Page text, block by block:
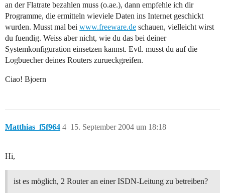
an der Flatrate bezahlen muss (o.ae.), dann empfehle ich dir
Programme, die ermitteln wieviele Daten ins Internet geschickt
wurden. Musst mal bei www.freeware.de schauen, vielleicht wirst
du fuendig. Weiss aber nicht, wie du das bei deiner
Systemkonfiguration einsetzen kannst. Evtl. musst du auf die
Logbuecher deines Routers zurueckgreifen.
Ciao! Bjoern
Matthias_f5f964 15. September 2004 um 18:18
4
Hi,
ist es möglich, 2 Router an einer ISDN-Leitung zu betreiben?